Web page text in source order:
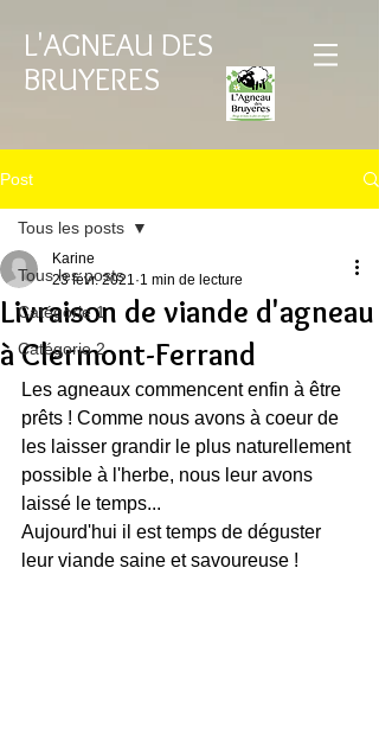
L'AGNEAU DES
BRUYERES
Post
Tous les posts
Catégorie 1
Catégorie 2
Tous les posts
Livraison de viande d'agneau
à Clermont-Ferrand
Karine
23 févr. 2021 1 min de lecture
Les agneaux commencent enfin à être
prêts ! Comme nous avons à coeur de
les laisser grandir le plus naturellement
possible à l'herbe, nous leur avons
laissé le temps...
Aujourd'hui il est temps de déguster
leur viande saine et savoureuse !